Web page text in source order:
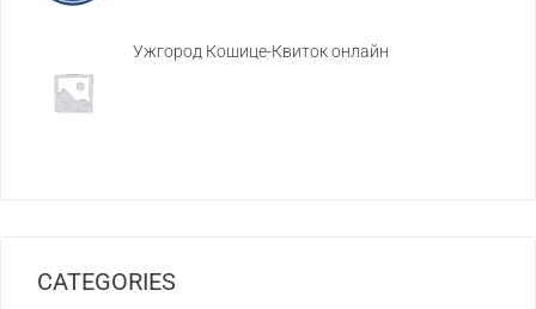
Ужгород Кошице-Квиток онлайн
CATEGORIES